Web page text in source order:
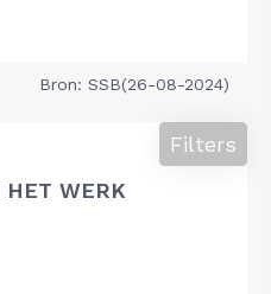
Bron: SSB(26-08-2024)
HET WERK
Filters